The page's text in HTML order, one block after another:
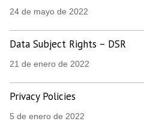
24 de mayo de 2022
Data Subject Rights – DSR
21 de enero de 2022
Privacy Policies
5 de enero de 2022